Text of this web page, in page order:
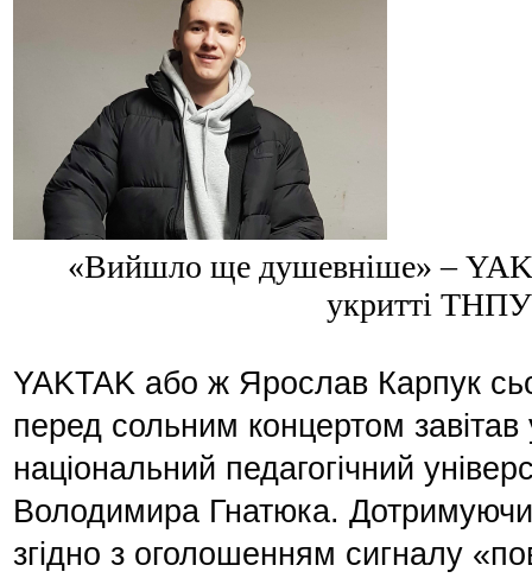
«Вийшло ще душевніше» –
укритті ТНПУ
YAKTAK або ж Ярослав Карпук
перед сольним концертом завітав
національний педагогічний
Володимира Гнатюка.
згідно з оголошенням сигналу